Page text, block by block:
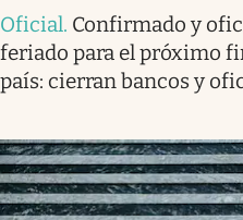
Oficial. Confirmado y
feriado para el próximo
país: cierran bancos y